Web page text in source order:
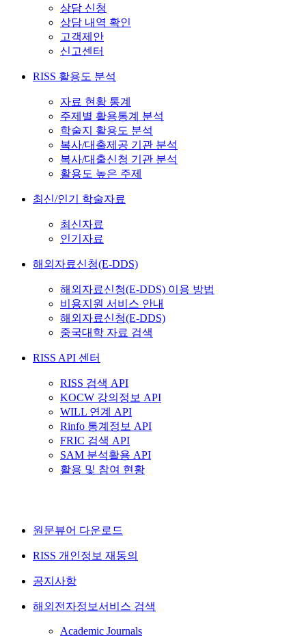
상담 신청
상담 내역 확인
고객제안
신고센터
RISS 활용도 분석
자료 현황 통계
주제별 활용통계 분석
학술지 활용도 분석
복사/대출제공 기관 분석
복사/대출신청 기관 분석
활용도 높은 주제
최신/인기 학술자료
최신자료
인기자료
해외자료신청(E-DDS)
해외자료신청(E-DDS) 이용 방법
비용지원 서비스 안내
해외자료신청(E-DDS)
중국대학 자료 검색
RISS API 센터
RISS 검색 API
KOCW 강의정보 API
WILL 연계 API
Rinfo 통계정보 API
FRIC 검색 API
SAM 분석활용 API
활용 및 참여 현황
원문뷰어 다운로드
RISS 개인정보 재동의
공지사항
해외전자정보서비스 검색
Academic Journals